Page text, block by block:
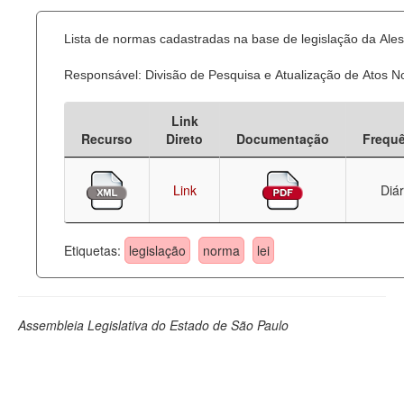
Lista de normas cadastradas na base de legislação da
Responsável: Divisão de Pesquisa e Atualização de Atos
Recurso
Link
Direto
Documentação
Link
Etiquetas: legislação norma lei
Assembleia Legislativa do Estado de São Paulo